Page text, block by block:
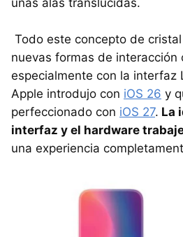
unas alas translúcidas.
Todo este concepto de
nuevas formas de interacción
especialmente con la interfaz
Apple introdujo con iOS 26 y
perfeccionado con iOS 27. La
interfaz y el hardware
una experiencia